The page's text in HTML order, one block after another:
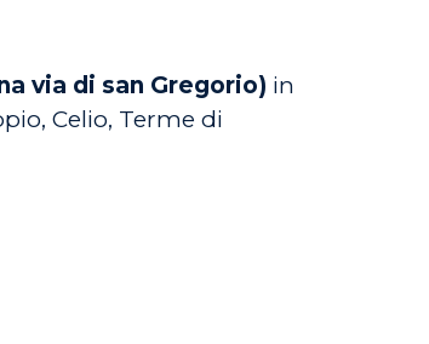
via di san Gregorio) in
Celio, Terme di